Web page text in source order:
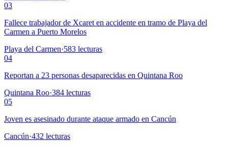
03
Fallece trabajador de Xcaret en accidente en tramo de Playa del
Carmen a Puerto Morelos
Playa del Carmen·583 lecturas
04
Reportan a 23 personas desaparecidas en Quintana Roo
Quintana Roo·384 lecturas
05
Joven es asesinado durante ataque armado en Cancún
Cancún·432 lecturas